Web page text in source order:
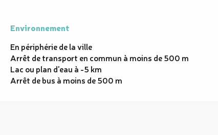
Environnement
Environnement
En périphérie de la ville
Arrêt de transport en commun à moins de 500 m
Lac ou plan d'eau à -5 km
Arrêt de bus à moins de 500 m